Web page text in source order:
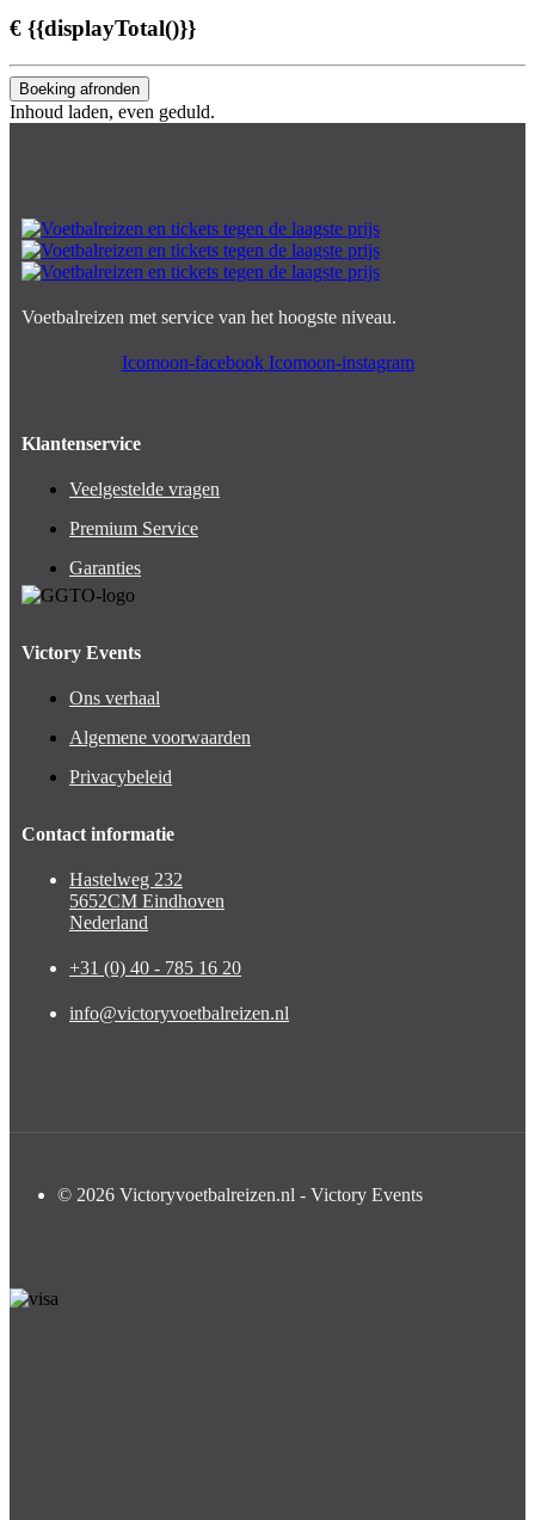
€ {{displayTotal()}}
Boeking afronden
Inhoud laden, even geduld.
Voetbalreizen met service van het hoogste niveau.
Icomoon-facebook Icomoon-instagram
Klantenservice
Veelgestelde vragen
Premium Service
Garanties
Victory Events
Ons verhaal
Algemene voorwaarden
Privacybeleid
Contact informatie
Hastelweg 232
5652CM Eindhoven
Nederland
+31 (0) 40 - 785 16 20
info@victoryvoetbalreizen.nl
© 2026 Victoryvoetbalreizen.nl - Victory Events